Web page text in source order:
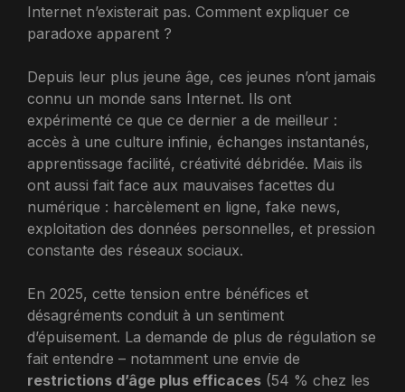
Internet n’existerait pas. Comment expliquer ce
paradoxe apparent ?
Depuis leur plus jeune âge, ces jeunes n’ont jamais
connu un monde sans Internet. Ils ont
expérimenté ce que ce dernier a de meilleur :
accès à une culture infinie, échanges instantanés,
apprentissage facilité, créativité débridée. Mais ils
ont aussi fait face aux mauvaises facettes du
numérique : harcèlement en ligne, fake news,
exploitation des données personnelles, et pression
constante des réseaux sociaux.
En 2025, cette tension entre bénéfices et
désagréments conduit à un sentiment
d’épuisement. La demande de plus de régulation se
fait entendre – notamment une envie de
restrictions d’âge plus efficaces (54 % chez les